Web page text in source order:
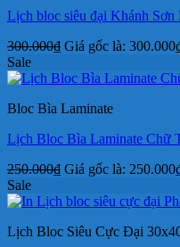
Lịch bloc siêu đại Khánh Sơn
300.000₫ Giá gốc là:
Sale
Bloc Bìa Laminate
Lịch Bloc Bìa Laminate Chữ
250.000₫ Giá gốc là:
Sale
Lịch Bloc Siêu Cực Đại